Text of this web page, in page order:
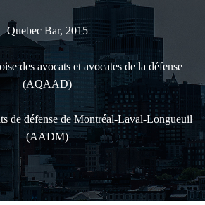
Quebec Bar, 2015
des avocats et avocates de la défense
(AQAAD)
de défense de Montréal-Laval-Longueuil
(AADM)